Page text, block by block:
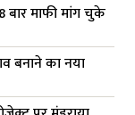
बार माफी मांग चुके
बनाने का नया